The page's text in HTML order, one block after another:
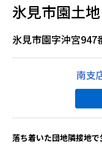
氷見市園土地
氷見市園字沖宮947
南支
落ち着いた団地隣接地で